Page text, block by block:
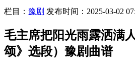
栏目： 豫剧 发布时间：2025-03-02
毛主席把阳光雨露洒满
颂》选段）豫剧曲谱